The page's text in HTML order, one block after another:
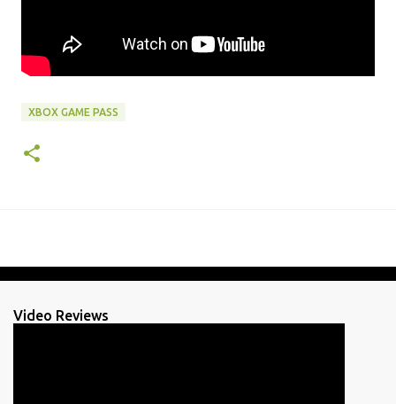
XBOX GAME PASS
Video Reviews